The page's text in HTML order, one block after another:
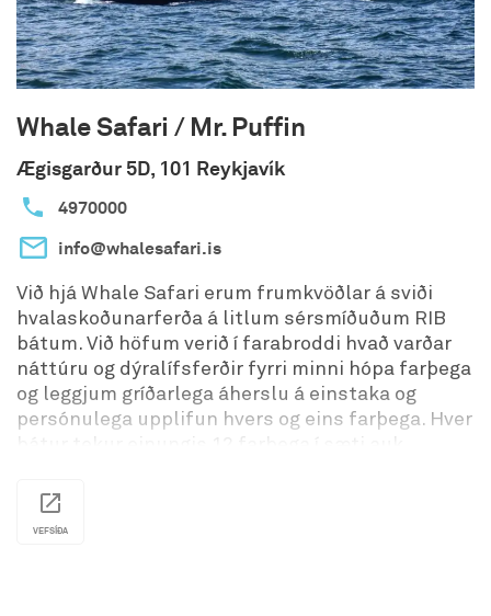
Whale Safari / Mr. Puffin
Ægisgarður 5D, 101 Reykjavík
4970000
info@whalesafari.is
Við hjá Whale Safari erum frumkvöðlar á sviði
hvalaskoðunarferða á litlum sérsmíðuðum RIB
bátum. Við höfum verið í farabroddi hvað varðar
náttúru og dýralífsferðir fyrri minni hópa farþega
og leggjum gríðarlega áherslu á einstaka og
persónulega upplifun hvers og eins farþega. Hver
því einna helst þeim sem eru að leita af náinni
VEFSÍÐA